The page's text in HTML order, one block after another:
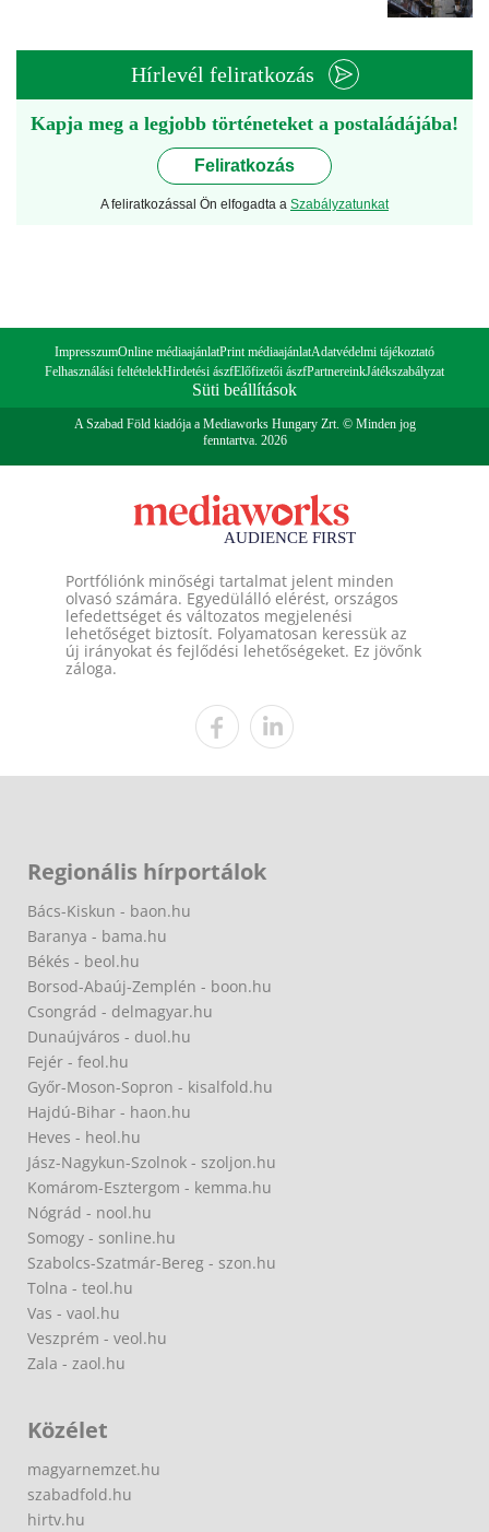
Hírlevél feliratkozás
Kapja meg a legjobb történeteket a postaládájába!
Feliratkozás
A feliratkozással Ön elfogadta a Szabályzatunkat
ImpresszumOnline médiaajánlatPrint médiaajánlatAdatvédelmi tájékoztató
Felhasználási feltételekHirdetési ászfElőfizetői ászfPartnereinkJátékszabályzat
Süti beállítások
A Szabad Föld kiadója a Mediaworks Hungary Zrt. © Minden jog
fenntartva. 2026
Portfóliónk minőségi tartalmat jelent minden
olvasó számára. Egyedülálló elérést, országos
lefedettséget és változatos megjelenési
lehetőséget biztosít. Folyamatosan keressük az
új irányokat és fejlődési lehetőségeket. Ez jövőnk
záloga.
Regionális hírportálok
Bács-Kiskun - baon.hu
Baranya - bama.hu
Békés - beol.hu
Borsod-Abaúj-Zemplén - boon.hu
Csongrád - delmagyar.hu
Dunaújváros - duol.hu
Fejér - feol.hu
Győr-Moson-Sopron - kisalfold.hu
Hajdú-Bihar - haon.hu
Heves - heol.hu
Jász-Nagykun-Szolnok - szoljon.hu
Komárom-Esztergom - kemma.hu
Nógrád - nool.hu
Somogy - sonline.hu
Szabolcs-Szatmár-Bereg - szon.hu
Tolna - teol.hu
Vas - vaol.hu
Veszprém - veol.hu
Zala - zaol.hu
Közélet
magyarnemzet.hu
szabadfold.hu
hirtv.hu